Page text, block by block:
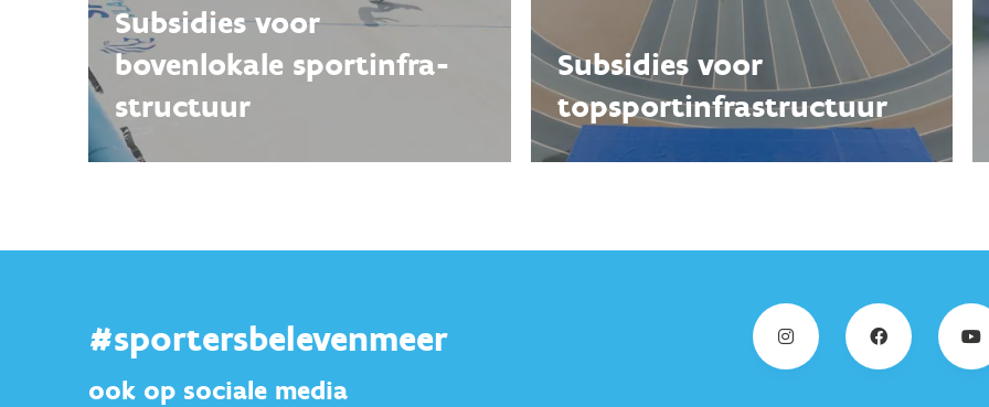
Subsidies voor
bovenlokale sportinfra­
structuur
Subsidies voor
topsportinfra­structuur
#sportersbelevenmeer
ook op sociale media